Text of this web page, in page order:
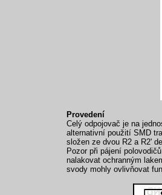
Provedení
Celý odpojovač je na
alternativní použití SMD
složen ze dvou R2 a R2'
Pozor při pájení
nalakovat ochranným
svody mohly ovlivňovat